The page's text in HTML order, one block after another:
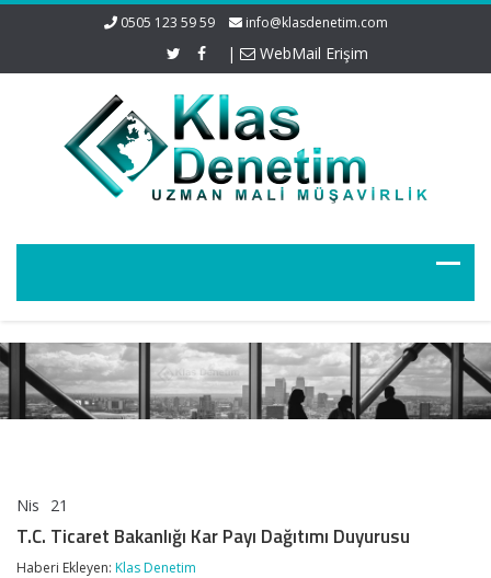
0505 123 59 59 info@klasdenetim.com
| WebMail Erişim
Nis 21
Bakanlığı
Kar
T.C. Ticaret Bakanlığı Kar Payı Dağıtımı Duyurusu
Haberi Ekleyen: Klas Denetim